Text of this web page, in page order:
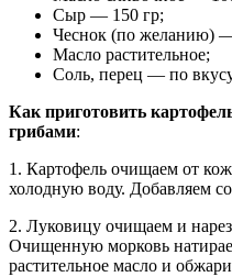
Сыр — 150 гр;
Чеснок (по желанию)
Масло растительное;
Соль, перец — по
Как приготовить
грибами:
1. Картофель очищаем от
холодную воду. Добавляем
2. Луковицу очищаем и
Очищенную морковь
растительное масло и